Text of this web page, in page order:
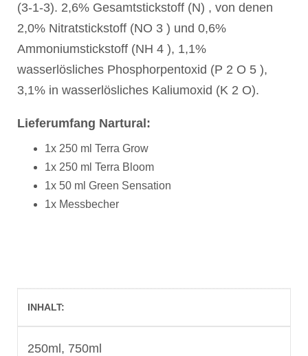
(3-1-3). 2,6% Gesamtstickstoff (N) , von denen
2,0% Nitratstickstoff (NO 3 ) und 0,6%
Ammoniumstickstoff (NH 4 ), 1,1%
wasserlösliches Phosphorpentoxid (P 2 O 5 ),
3,1% in wasserlösliches Kaliumoxid (K 2 O).
Lieferumfang Nartural:
1x 250 ml Terra Grow
1x 250 ml Terra Bloom
1x 50 ml Green Sensation
1x Messbecher
INHALT
250ml, 750ml